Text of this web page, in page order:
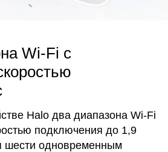
Wi‑Fi с
Halo два диапазона Wi‑Fi
подключения до 1,9
шести одновременным